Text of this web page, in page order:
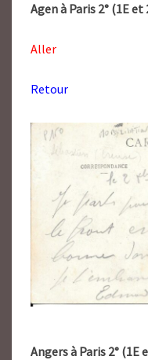
Agen à Paris 2° (1E et
Aller
Retour
Angers à Paris 2° (1E